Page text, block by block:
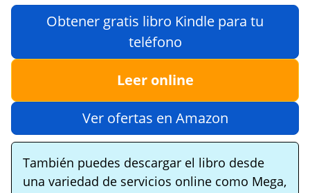
Obtener gratis libro Kindle para tu
teléfono
Leer online
Ver ofertas en Amazon
También puedes descargar el libro desde
una variedad de servicios online como Mega,